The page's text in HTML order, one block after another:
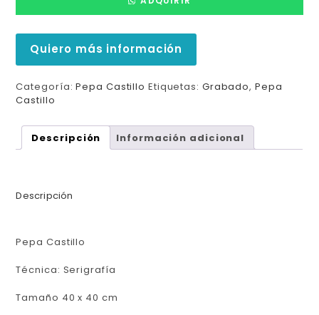
Quiero más información
Categoría:Pepa Castillo Etiquetas: Grabado, Pepa
Castillo
Descripción Información adicional
Descripción
Pepa Castillo
Técnica: Serigrafía
Tamaño 40 x 40 cm